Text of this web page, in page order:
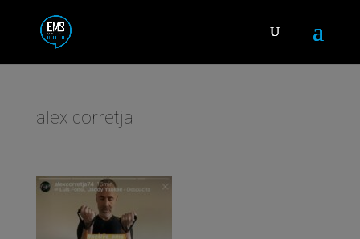
alex corretja